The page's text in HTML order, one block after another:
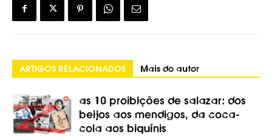
ARTIGOS RELACIONADOS Mais do autor
as 10 proibições de salazar: dos
beijos aos mendigos, da coca-
cola aos biquínis